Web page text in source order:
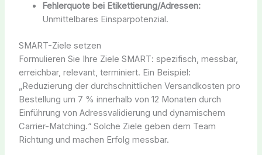
Fehlerquote bei Etikettierung/Adressen:
Unmittelbares Einsparpotenzial.
SMART-Ziele setzen
Formulieren Sie Ihre Ziele SMART: spezifisch, messbar,
erreichbar, relevant, terminiert. Ein Beispiel:
„Reduzierung der durchschnittlichen Versandkosten pro
Bestellung um 7 % innerhalb von 12 Monaten durch
Einführung von Adressvalidierung und dynamischem
Carrier-Matching.“ Solche Ziele geben dem Team
Richtung und machen Erfolg messbar.